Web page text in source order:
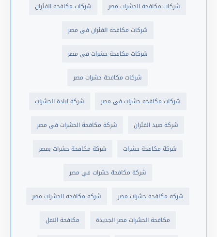
شركات مكافحة الحشرات مصر شركات مكافحة الفئران
شركات مكافحة الفئران فى مصر
شركات مكافحة حشرات في مصر
شركات مكافحة حشرات مصر
شركات مكافحه حشرات فى مصر شركة ابادة الحشرات
شركة صيد الفئران شركة مكافحة الحشرات فى مصر
شركة مكافحة حشرات شركة مكافحة حشرات بمصر
شركة مكافحة حشرات في مصر
شركة مكافحة حشرات مصر شركه مكافحه الحشرات مصر
مكافحة الحشرات مصر الجديدة مكافحة النمل